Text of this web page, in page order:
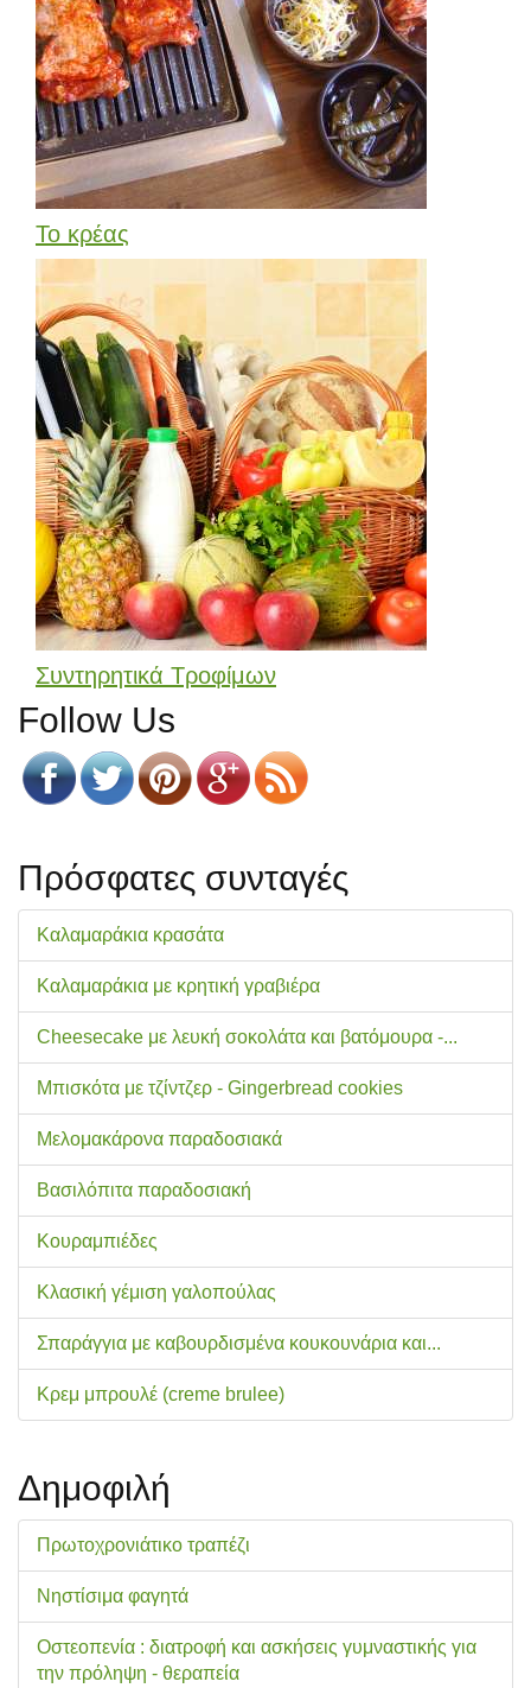
Το κρέας
Συντηρητικά Τροφίμων
Follow Us
Πρόσφατες συνταγές
Καλαμαράκια κρασάτα
Καλαμαράκια με κρητική γραβιέρα
Cheesecake με λευκή σοκολάτα και βατόμουρα -...
Μπισκότα με τζίντζερ - Gingerbread cookies
Μελομακάρονα παραδοσιακά
Βασιλόπιτα παραδοσιακή
Κουραμπιέδες
Κλασική γέμιση γαλοπούλας
Σπαράγγια με καβουρδισμένα κουκουνάρια και...
Κρεμ μπρουλέ (creme brulee)
Δημοφιλή
Πρωτοχρονιάτικο τραπέζι
Νηστίσιμα φαγητά
Οστεοπενία : διατροφή και ασκήσεις γυμναστικής για
την πρόληψη - θεραπεία